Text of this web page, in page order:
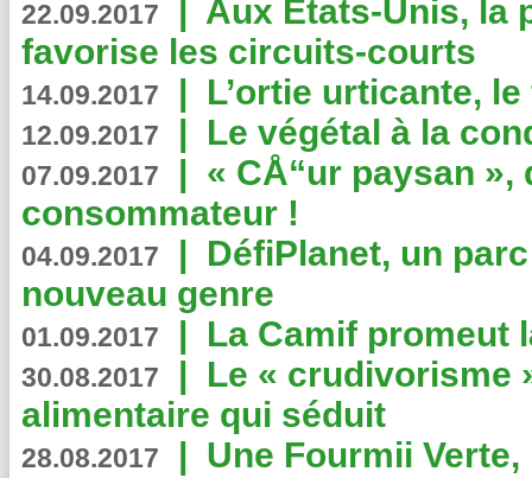
22.09.2017 | Aux Etats-Unis, la
favorise les circuits-courts
14.09.2017 | L’ortie urticante,
12.09.2017 | Le végétal à la
07.09.2017 | « CÅ“ur paysan
consommateur !
04.09.2017 | DéfiPlanet, un
nouveau genre
01.09.2017 | La Camif promeut
30.08.2017 | Le « crudivorisme
alimentaire qui séduit
28.08.2017 | Une Fourmii